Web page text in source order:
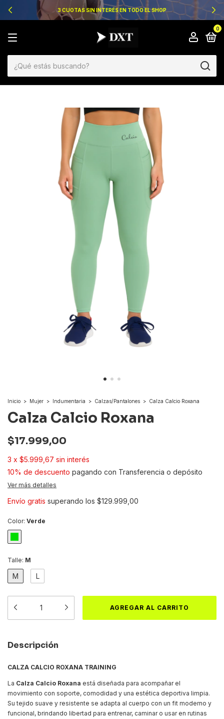
3 CUOTAS SIN INTERÉS EN TODO EL SHOP
0
Inicio > Mujer > Indumentaria > Calzas/Pantalones > Calza Calcio Roxana
Calza Calcio Roxana
$17.999,00
3 x $5.999,67 sin interés
10% de descuento pagando con Transferencia o depósito
Ver más detalles
Envío gratis superando los $129.999,00
Color: Verde
Talle: M
M L
Descripción
CALZA CALCIO ROXANA TRAINING
La Calza Calcio Roxana está diseñada para acompañar el
movimiento con soporte, comodidad y una estética deportiva limpia.
Su tejido suave y resistente se adapta al cuerpo con un fit moderno y
funcional, brindando libertad para entrenar, caminar o usar en rutinas